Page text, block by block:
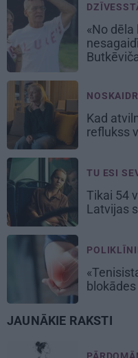
«No
Kad
reflukss
TU ESI
Tikai 54
Latvijas
JAUNĀKIE RAKSTI